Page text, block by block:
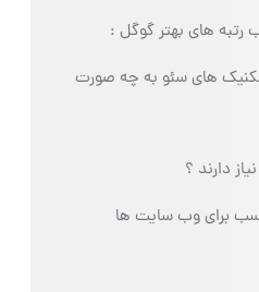
های بهتر گوگل :
های سئو به چه صورت
دارند ؟
برای وب سایت ها